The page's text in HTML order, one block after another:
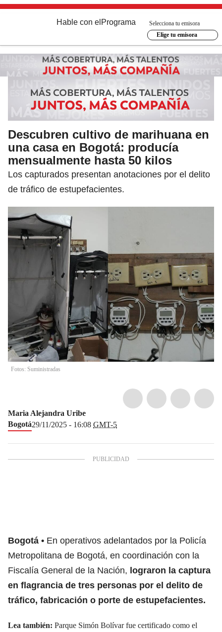
Hable con el Programa
Selecciona tu emisora
Elige tu emisora
Descubren cultivo de marihuana en
una casa en Bogotá: producía
mensualmente hasta 50 kilos
Los capturados presentan anotaciones por el delito
de tráfico de estupefacientes.
Fotos: Suministradas
Maria Alejandra Uribe
Bogotá29/11/2025 - 16:08 GMT-5
Bogotá
En operativos adelantados por la Policía
Metropolitana de Bogotá, en coordinación con la
Fiscalía General de la Nación, lograron la captura
en flagrancia de tres personas por el delito de
tráfico, fabricación o porte de estupefacientes.
Lea también: Parque Simón Bolívar fue certificado como el